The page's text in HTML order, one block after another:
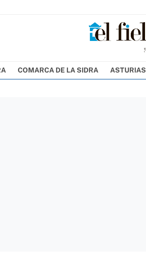
COMARCA DE LA SIDRA ASTURIAS